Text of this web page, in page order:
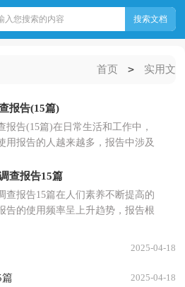
首页 > 实用文
报告(15篇)
报告(15篇)在日常生活和工作中，
用报告的人越来越多，报告中涉及
报告吗？以下是...
查报告15篇
查报告15篇在人们素养不断提高的
告的使用频率呈上升趋势，报告根
2025-04-18
篇 2025-04-18